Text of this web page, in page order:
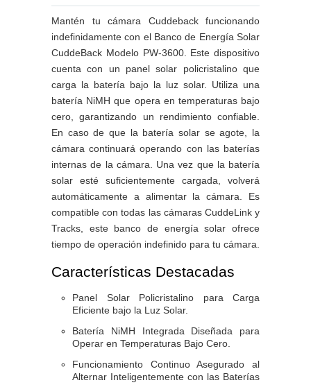
Mantén tu cámara Cuddeback funcionando
indefinidamente con el Banco de Energía Solar
CuddeBack Modelo PW-3600. Este dispositivo
cuenta con un panel solar policristalino que
carga la batería bajo la luz solar. Utiliza una
batería NiMH que opera en temperaturas bajo
cero, garantizando un rendimiento confiable.
En caso de que la batería solar se agote, la
cámara continuará operando con las baterías
internas de la cámara. Una vez que la batería
solar esté suficientemente cargada, volverá
automáticamente a alimentar la cámara. Es
compatible con todas las cámaras CuddeLink y
Tracks, este banco de energía solar ofrece
tiempo de operación indefinido para tu cámara.
Características Destacadas
Panel Solar Policristalino para Carga
Eficiente bajo la Luz Solar.
Batería NiMH Integrada Diseñada para
Operar en Temperaturas Bajo Cero.
Funcionamiento Continuo Asegurado al
Alternar Inteligentemente con las Baterías